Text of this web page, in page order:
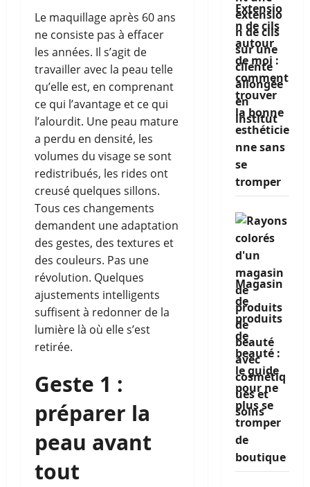
Le maquillage après 60 ans
ne consiste pas à effacer
les années. Il s’agit de
travailler avec la peau telle
qu’elle est, en comprenant
ce qui l’avantage et ce qui
l’alourdit. Une peau mature
a perdu en densité, les
volumes du visage se sont
redistribués, les rides ont
creusé quelques sillons.
Tous ces changements
demandent une adaptation
des gestes, des textures et
des couleurs. Pas une
révolution. Quelques
ajustements intelligents
suffisent à redonner de la
lumière là où elle s’est
retirée.
Geste 1 :
préparer la
peau avant
tout
Extensio
n de cils
autour
de moi :
comment
trouver
la bonne
esthéticie
nne sans
se
tromper
Magasin
de
produits
de
beauté :
le guide
pour ne
plus se
tromper
de
boutique